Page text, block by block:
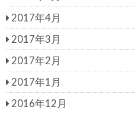
2017年4月
2017年3月
2017年2月
2017年1月
2016年12月